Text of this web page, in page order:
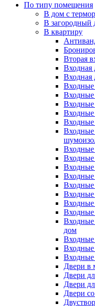
По типу помещения
В дом с
В загородный
В квартиру
Вторая
Входная
Входная
Входные
Входные
Входные
Входные
Входные
Входные
Входные
Входные
Входные
Входные
дом
Входные
Входные
Входные
Двери в
Двери
Двери
Двери